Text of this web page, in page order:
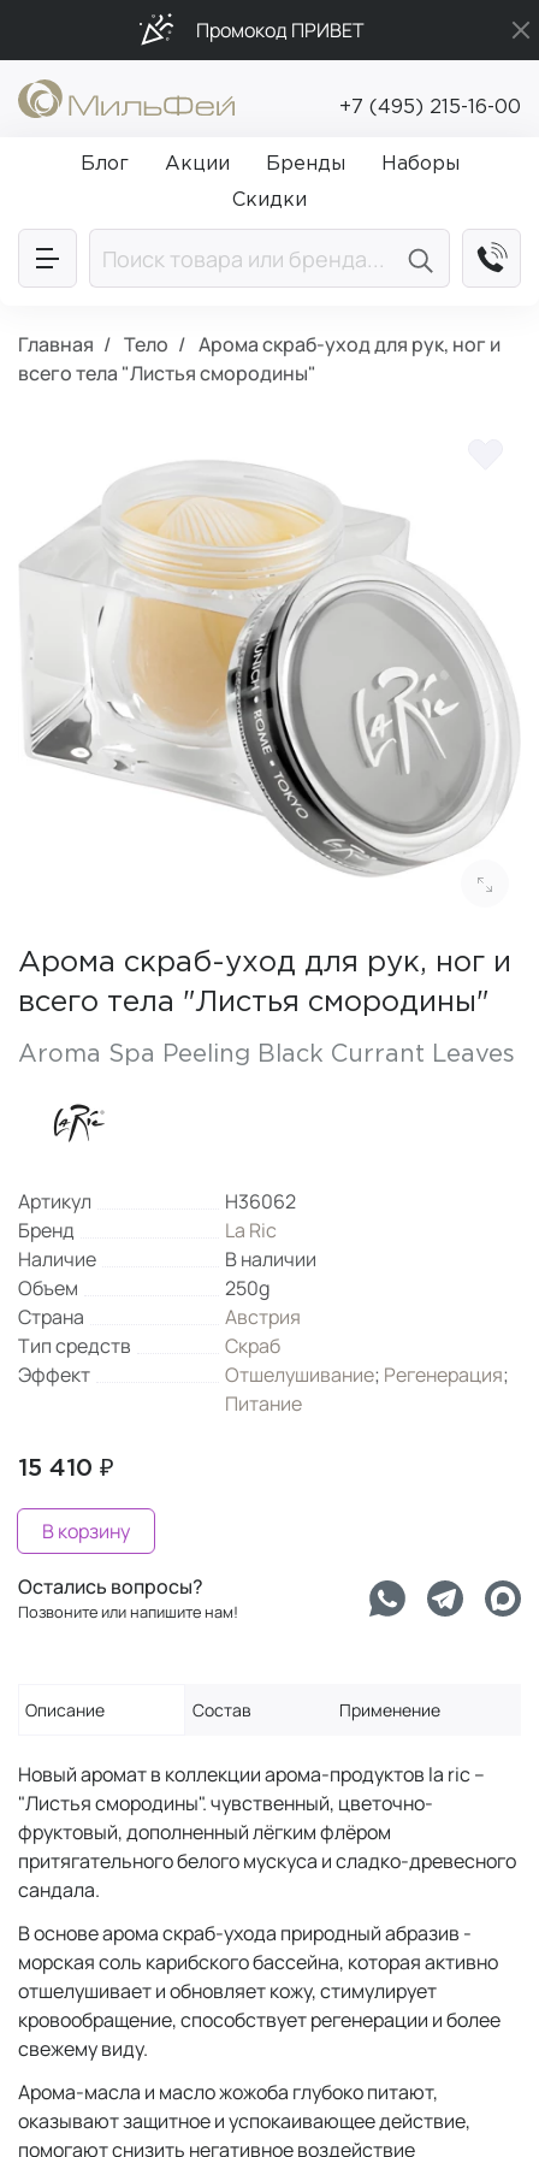
Промокод ПРИВЕТ
Подарки в каждый заказ от 5 000₽
Бесплатная доставка от 5 000₽
+7 (495) 215-16-00
Блог Акции Бренды
Наборы
Скидки
Главная Тело
Арома скраб-уход для рук, ног и
всего тела "Листья смородины"
Арома скраб-уход для рук, ног и
всего тела "Листья смородины"
Aroma Spa Peeling Black Currant Leaves
Артикул
H36062
Бренд
La Ric
Наличие
В наличии
Объем
250g
Страна
Австрия
Тип средств
Скраб
Эффект
Отшелушивание; Регенерация;
Питание
15 410 ₽
В корзину
Остались вопросы?
Позвоните или напишите нам!
Описание Состав Применение
Новый аромат в коллекции арома-продуктов la ric –
"Листья смородины". чувственный, цветочно-
фруктовый, дополненный лёгким флёром
притягательного белого мускуса и сладко-древесного
сандала.
В основе арома скраб-ухода природный абразив -
морская соль карибского бассейна, которая активно
отшелушивает и обновляет кожу, стимулирует
кровообращение, способствует регенерации и более
свежему виду.
Арома-масла и масло жожоба глубоко питают,
оказывают защитное и успокаивающее действие,
помогают снизить негативное воздействие